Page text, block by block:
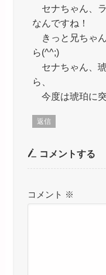
セナちゃん、
なんですね！
きっと兄ちゃ
ら(^^;)
セナちゃん、
ら、
今度は琥珀に
返信
コメントする
コメント ※